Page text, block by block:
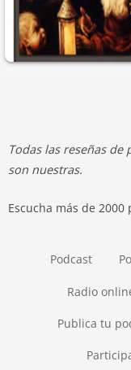
Todas las reseñas de
son nuestras.
Escucha más de
Podcast
Radio
Publica tu